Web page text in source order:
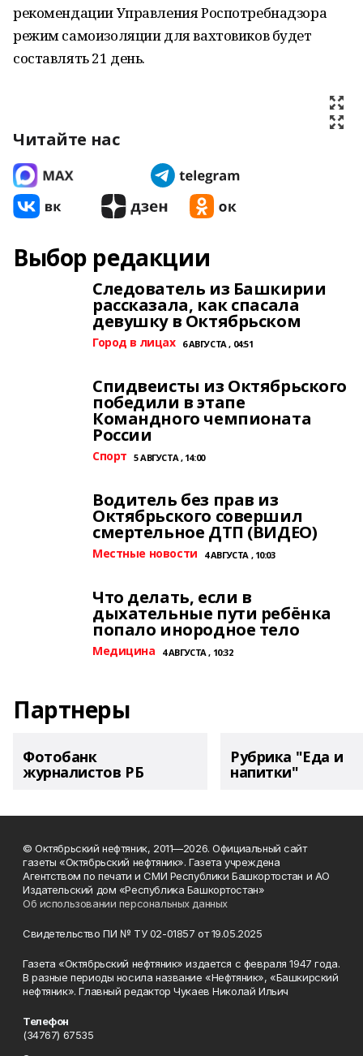
рекомендации Управления Роспотребнадзора
режим самоизоляции для вахтовиков будет
составлять 21 день.
Читайте нас
Выбор редакции
Следователь из Башкирии
рассказала, как спасала
девушку в Октябрьском
Город в лицах 6 АВГУСТА , 04:51
Спидвеисты из Октябрьского
победили в этапе
Командного чемпионата
России
Спорт 5 АВГУСТА , 14:00
Водитель без прав из
Октябрьского совершил
смертельное ДТП (ВИДЕО)
Местные новости 4 АВГУСТА , 10:03
Что делать, если в
дыхательные пути ребёнка
попало инородное тело
Медицина 4 АВГУСТА , 10:32
Партнеры
Фотобанк
журналистов РБ
Рубрика "Еда и
напитки"
© Октябрьский нефтяник, 2011—2026. Официальный сайт
газеты «Октябрьский нефтяник». Газета учреждена
Агентством по печати и СМИ Республики Башкортостан и АО
Издательский дом «Республика Башкортостан»
Об использовании персональных данных
Свидетельство ПИ № ТУ 02-01857 от 19.05.2025
Газета «Октябрьский нефтяник» издается с февраля 1947 года.
В разные периоды носила название «Нефтяник», «Башкирский
нефтяник». Главный редактор Чукаев Николай Ильич
Телефон
(34767) 67535